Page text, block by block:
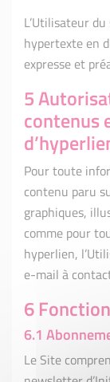
L’Utilisateur
hypertexte en
expresse et
5
contenus
Pour toute
contenu paru
graphiques,
comme pour
hyperlien,
e-mail à
6
6.1
Le Site